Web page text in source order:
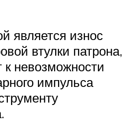
является износ
втулки патрона,
к невозможности
импульса